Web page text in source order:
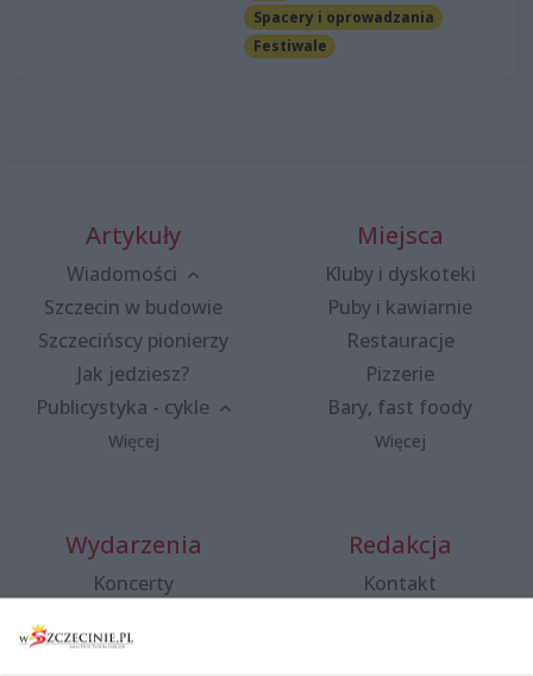
Spacery i oprowadzania
Festiwale
Artykuły
Wiadomości
Szczecin w budowie
Szczecińscy pionierzy
Jak jedziesz?
Publicystyka - cykle
Więcej
Miejsca
Kluby i dyskoteki
Puby i kawiarnie
Restauracje
Pizzerie
Bary, fast foody
Więcej
Wydarzenia
Koncerty
Spacery i oprowadzania
Redakcja
Kontakt